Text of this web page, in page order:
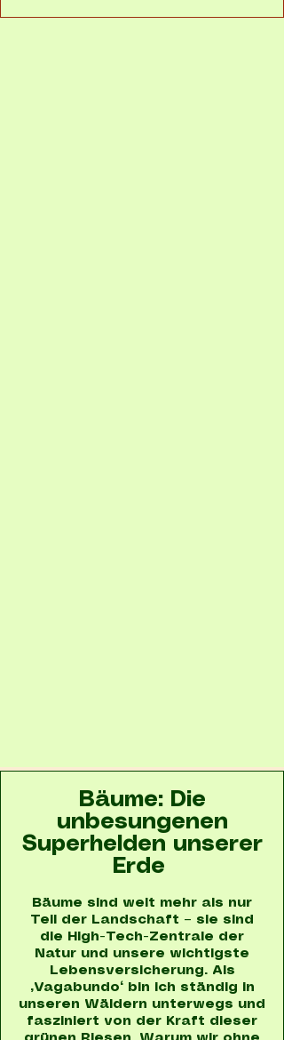
Bäume: Die
unbesungenen
Superhelden unserer
Erde
Bäume sind weit mehr als nur
Teil der Landschaft – sie sind
die High-Tech-Zentrale der
Natur und unsere wichtigste
Lebensversicherung. Als
„Vagabundo“ bin ich ständig in
unseren Wäldern unterwegs und
fasziniert von der Kraft dieser